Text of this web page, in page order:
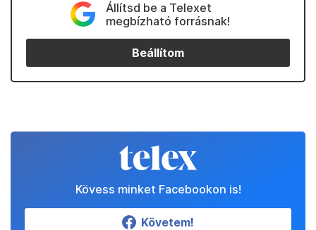
Állítsd be a Telexet
megbízható forrásnak!
Beállítom
Kövess minket Facebookon is!
Követem!